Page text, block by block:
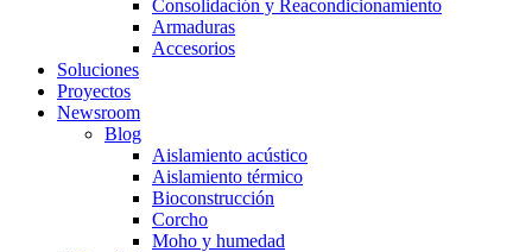
Consolidación y Reacondicionamiento
Armaduras
Accesorios
Soluciones
Proyectos
Newsroom
Blog
Aislamiento acústico
Aislamiento térmico
Bioconstrucción
Corcho
Moho y humedad